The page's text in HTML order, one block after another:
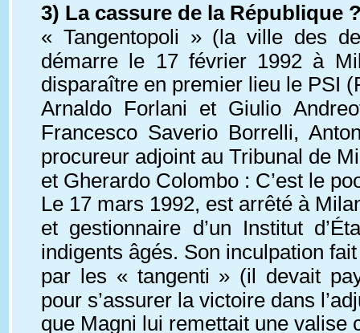
3) La cassure de la République
« Tangentopoli » (la ville des
démarre le 17 février 1992 à
disparaître en premier lieu le PSI
Arnaldo Forlani et Giulio
Francesco Saverio Borrelli,
procureur adjoint au Tribunal de
et Gherardo Colombo : C’est le
Le 17 mars 1992, est arrêté à
et gestionnaire d’un Institut
indigents âgés. Son inculpation
par les « tangenti » (il devait
pour s’assurer la victoire dans
que Magni lui remettait une valise